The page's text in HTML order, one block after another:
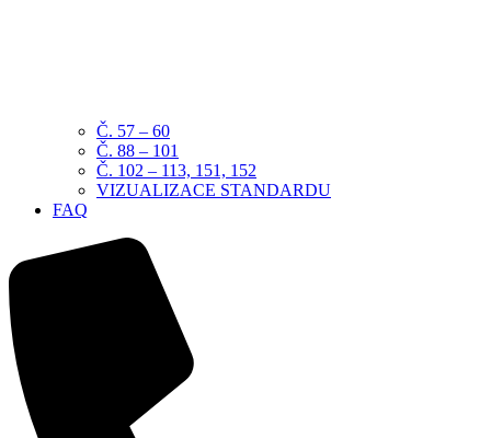
Č. 57 – 60
Č. 88 – 101
Č. 102 – 113, 151, 152
VIZUALIZACE STANDARDU
FAQ